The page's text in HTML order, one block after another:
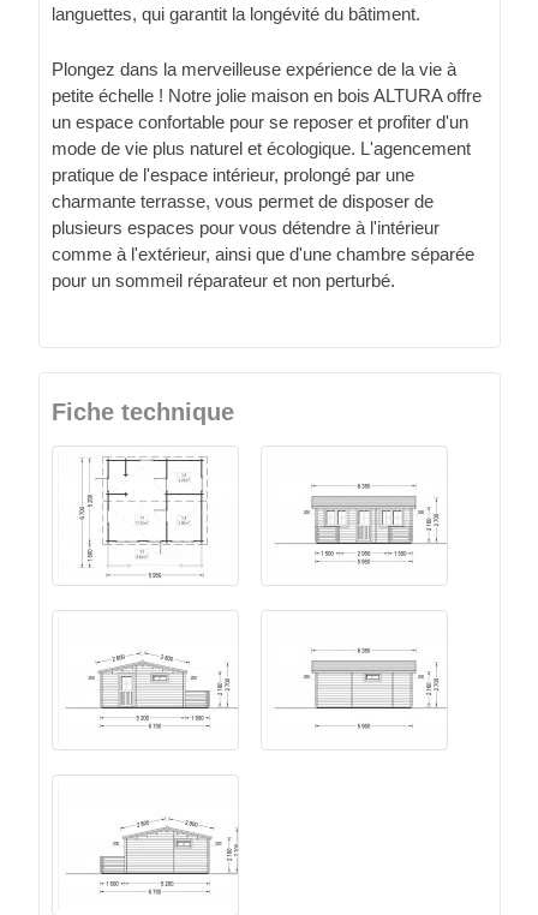
languettes, qui garantit la longévité du bâtiment.
Plongez dans la merveilleuse expérience de la vie à
petite échelle ! Notre jolie maison en bois ALTURA offre
un espace confortable pour se reposer et profiter d'un
mode de vie plus naturel et écologique. L'agencement
pratique de l'espace intérieur, prolongé par une
charmante terrasse, vous permet de disposer de
plusieurs espaces pour vous détendre à l'intérieur
comme à l'extérieur, ainsi que d'une chambre séparée
pour un sommeil réparateur et non perturbé.
Fiche technique